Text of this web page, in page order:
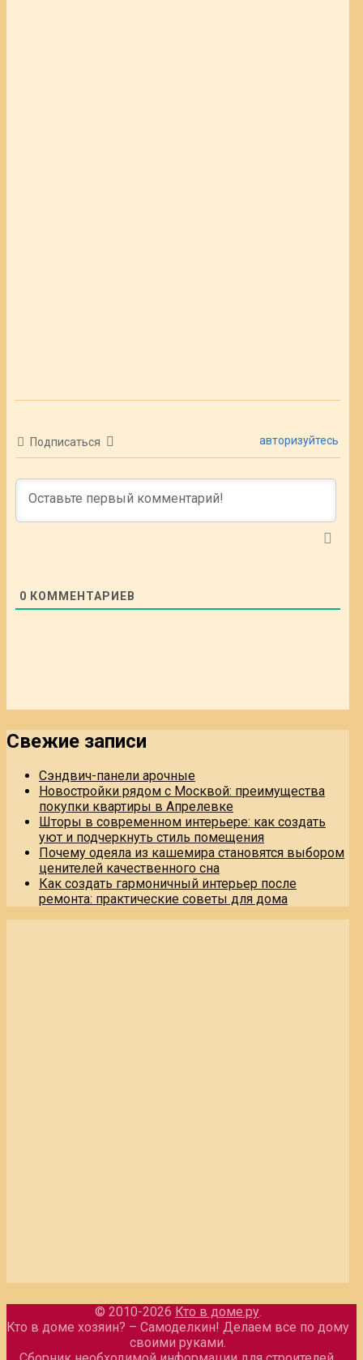
Подписаться авторизуйтесь
0 КОММЕНТАРИЕВ
Свежие записи
Сэндвич-панели арочные
Новостройки рядом с Москвой: преимущества
покупки квартиры в Апрелевке
Шторы в современном интерьере: как создать
уют и подчеркнуть стиль помещения
Почему одеяла из кашемира становятся выбором
ценителей качественного сна
Как создать гармоничный интерьер после
ремонта: практические советы для дома
© 2010-2026 Кто в доме.ру.
Кто в доме хозяин? – Самоделкин! Делаем все по дому
своими руками.